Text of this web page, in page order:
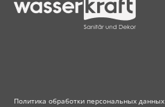
Политика обработки персональных данных